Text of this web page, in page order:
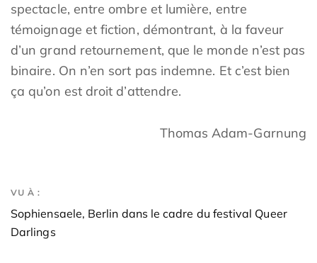
spectacle, entre ombre et lumière, entre
témoignage et fiction, démontrant, à la faveur
d’un grand retournement, que le monde n’est pas
binaire. On n’en sort pas indemne. Et c’est bien
ça qu’on est droit d’attendre.
Thomas Adam-Garnung
VU À :
Sophiensaele, Berlin dans le cadre du festival Queer
Darlings